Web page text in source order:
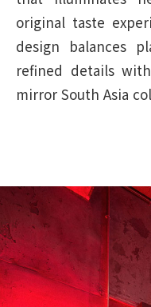
original taste
design balances
refined details
mirror South Asia